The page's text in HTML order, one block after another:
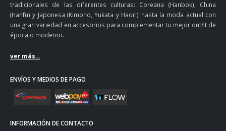
tradicionales de las diferentes culturas: Coreana (Hanbok), China
(Hanfu) y Japonesa (Kimono, Yukata y Haori) hasta la moda actual con
una gran variedad en accesorios para complementar tu mejor outfit de
época o moderno.
ver más...
ENVÍOS Y MEDIOS DE PAGO
INFORMACIÓN DE CONTACTO